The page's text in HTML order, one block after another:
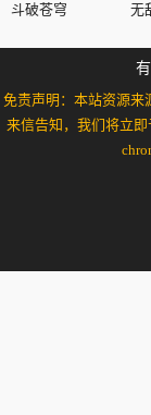
斗破苍穹 无
免责声明：本站资源来
来信告知，我们将立